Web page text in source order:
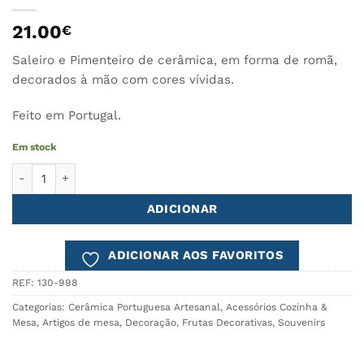
21.00€
Saleiro e Pimenteiro de cerâmica, em forma de romã,
decorados à mão com cores vívidas.
Feito em Portugal.
Em stock
ADICIONAR
ADICIONAR AOS FAVORITOS
REF: 130-998
Categorias: Cerâmica Portuguesa Artesanal , Acessórios Cozinha &
Mesa, Artigos de mesa, Decoração, Frutas Decorativas, Souvenirs